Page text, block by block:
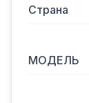
Страна
МОДЕЛЬ